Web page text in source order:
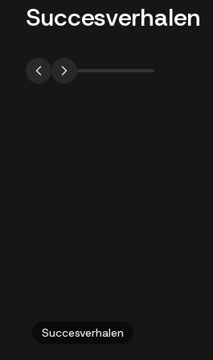
Succesverhalen
Succesverhalen